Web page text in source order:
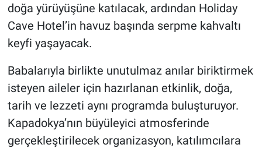
doğa yürüyüşüne katılacak, ardından Holiday
Cave Hotel’in havuz başında serpme kahvaltı
keyfi yaşayacak.
Babalarıyla birlikte unutulmaz anılar biriktirmek
isteyen aileler için hazırlanan etkinlik, doğa,
tarih ve lezzeti aynı programda buluşturuyor.
Kapadokya’nın büyüleyici atmosferinde
gerçekleştirilecek organizasyon, katılımcılara
Kırşehir
Yerel
Genel
Kültür - Sanat